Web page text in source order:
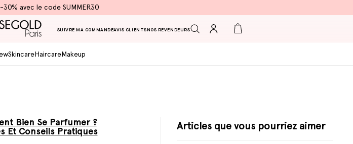
-30% avec le code SUMMER30
SUIVRE MA COMMANDEAVIS CLIENTSNOS REVENDEURS Connexion Panier
SkincareHaircareMakeup
Bien Se Parfumer ?
Et Conseils Pratiques
Articles que vous pourriez aimer